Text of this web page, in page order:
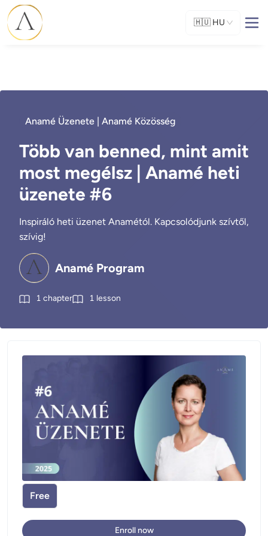
🇭🇺 HU
Anamé Üzenete | Anamé Közösség
Több van benned, mint amit
most megélsz | Anamé heti
üzenete #6
Inspiráló heti üzenet Anamétól. Kapcsolódjunk szívtől,
szívig!
Anamé Program
1 chapter 1 lesson
Free
Enroll now